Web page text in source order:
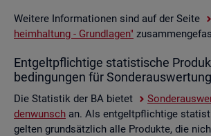
Wei­te­re In­for­ma­tio­nen sind auf der Seite
heim­hal­tung - Grund­la­gen"
Ent­gelt­pflich­ti­ge sta­tis­ti­sche
be­din­gun­gen für
Die Sta­tis­tik der BA bie­tet
den­wunsch an. Als ent­gelt­pflich­ti­ge
gel­ten grund­sätz­lich alle Pro­duk­te, die